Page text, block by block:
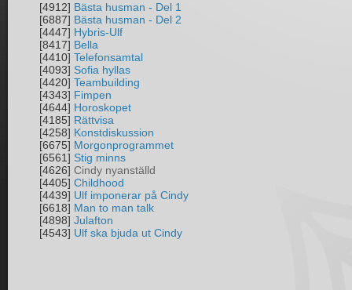
[4912] Bästa husman - Del 1
[6887] Bästa husman - Del 2
[4447] Hybris-Ulf
[8417] Bella
[4410] Telefonsamtal
[4093] Sofia hyllas
[4420] Teambuilding
[4343] Fimpen
[4644] Horoskopet
[4185] Rättvisa
[4258] Konstdiskussion
[6675] Morgonprogrammet
[6561] Stig minns
[4626] Cindy nyanställd
[4405] Childhood
[4439] Ulf imponerar på Cindy
[6618] Man to man talk
[4898] Julafton
[4543] Ulf ska bjuda ut Cindy